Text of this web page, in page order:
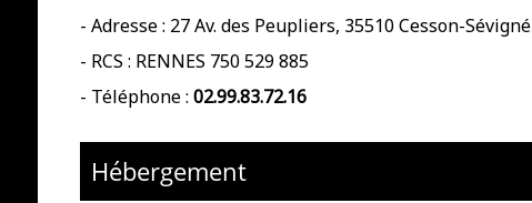
- Adresse : 27 Av. des Peupliers, 35510 Cesson-Sévigné
- RCS : RENNES 750 529 885
- Téléphone : 02.99.83.72.16
Hébergement